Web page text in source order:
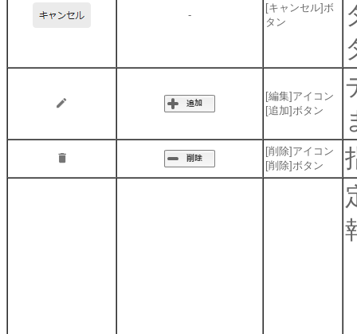
-
[キャンセル]ボ
タン
[編集]アイコン
[追加]ボタン
[削除]アイコン
[削除]ボタン